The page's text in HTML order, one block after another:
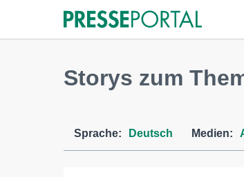
Storys zum
Sprache: Deutsch Medien: